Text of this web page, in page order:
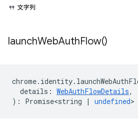
文字列
launchWebAuthFlow()
chrome. identity.
details : WebAuthFlowDetails,
) : Promise<string | undefined>